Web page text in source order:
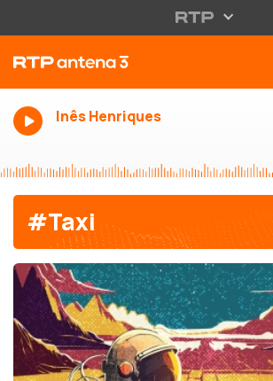
Inês Henriques
#Taxi